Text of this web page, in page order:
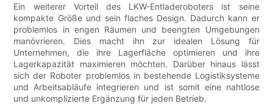
Ein weiterer Vorteil des LKW-Entladeroboters ist seine
kompakte Größe und sein flaches Design. Dadurch kann er
problemlos in engen Räumen und beengten Umgebungen
manövrieren. Dies macht ihn zur idealen Lösung für
Unternehmen, die ihre Lagerfläche optimieren und ihre
Lagerkapazität maximieren möchten. Darüber hinaus lässt
sich der Roboter problemlos in bestehende Logistiksysteme
und Arbeitsabläufe integrieren und ist somit eine nahtlose
und unkomplizierte Ergänzung für jeden Betrieb.